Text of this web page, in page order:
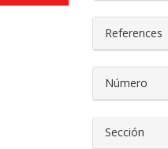
References
Número
Sección